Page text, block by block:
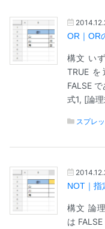
OR｜OR
構文 い
TRUE
FALSE
式1, [論
スプレ
NOT｜指
構文 論
は